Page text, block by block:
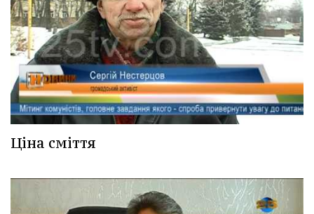
Ціна сміття